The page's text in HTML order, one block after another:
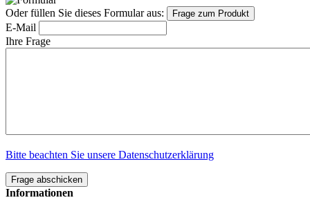
Oder füllen Sie dieses Formular aus: Frage zum Produkt
E-Mail
Ihre Frage
Bitte beachten Sie unsere Datenschutzerklärung
Frage abschicken
Informationen